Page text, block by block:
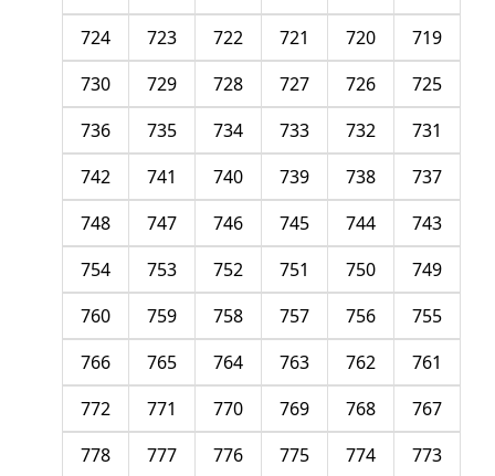
719
720
721
722
723
724
725
726
727
728
729
730
731
732
733
734
735
736
737
738
739
740
741
742
743
744
745
746
747
748
749
750
751
752
753
754
755
756
757
758
759
760
761
762
763
764
765
766
767
768
769
770
771
772
773
774
775
776
777
778